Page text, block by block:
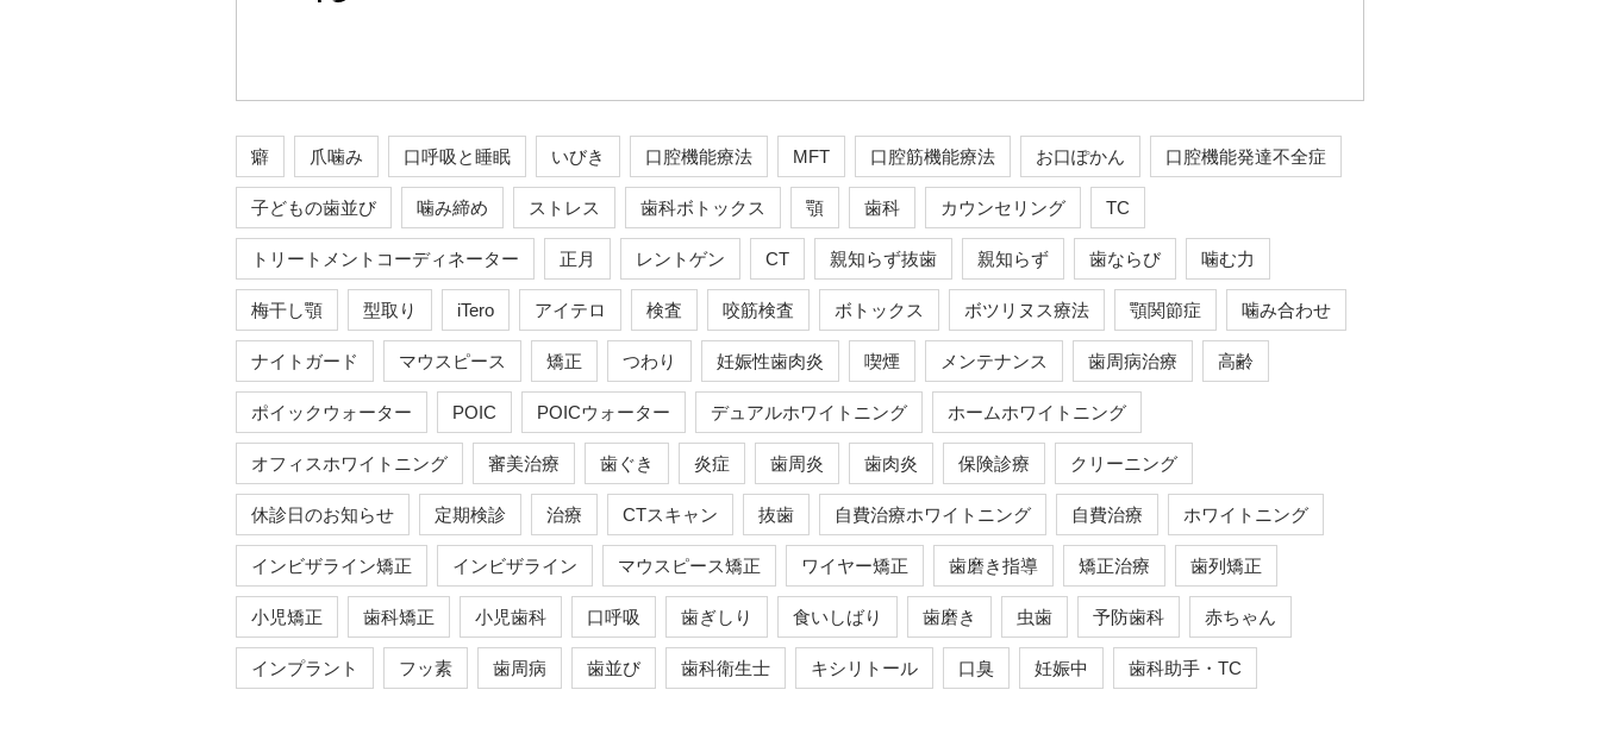
癖 爪噛み 口呼吸と睡眠 いびき 口腔機能療法 MFT 口腔筋機能療法 お口ぽかん 口腔機能発達不全症
子どもの歯並び 噛み締め ストレス 歯科ボトックス 顎 歯科 カウンセリング TC
トリートメントコーディネーター 正月 レントゲン CT 親知らず抜歯 親知らず 歯ならび 噛む力
梅干し顎 型取り iTero アイテロ 検査 咬筋検査 ボトックス ボツリヌス療法 顎関節症 噛み合わせ
ナイトガード マウスピース 矯正 つわり 妊娠性歯肉炎 喫煙 メンテナンス 歯周病治療 高齢
ポイックウォーター POIC POICウォーター デュアルホワイトニング ホームホワイトニング
オフィスホワイトニング 審美治療 歯ぐき 炎症 歯周炎 歯肉炎 保険診療 クリーニング
休診日のお知らせ 定期検診 治療 CTスキャン 抜歯 自費治療ホワイトニング 自費治療 ホワイトニング
インビザライン矯正 インビザライン マウスピース矯正 ワイヤー矯正 歯磨き指導 矯正治療 歯列矯正
小児矯正 歯科矯正 小児歯科 口呼吸 歯ぎしり 食いしばり 歯磨き 虫歯 予防歯科 赤ちゃん
インプラント フッ素 歯周病 歯並び 歯科衛生士 キシリトール 口臭 妊娠中 歯科助手・TC